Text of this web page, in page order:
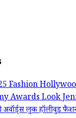
Fashion
Awards Look
अवॉर्ड्स लुकहॉलीवुड